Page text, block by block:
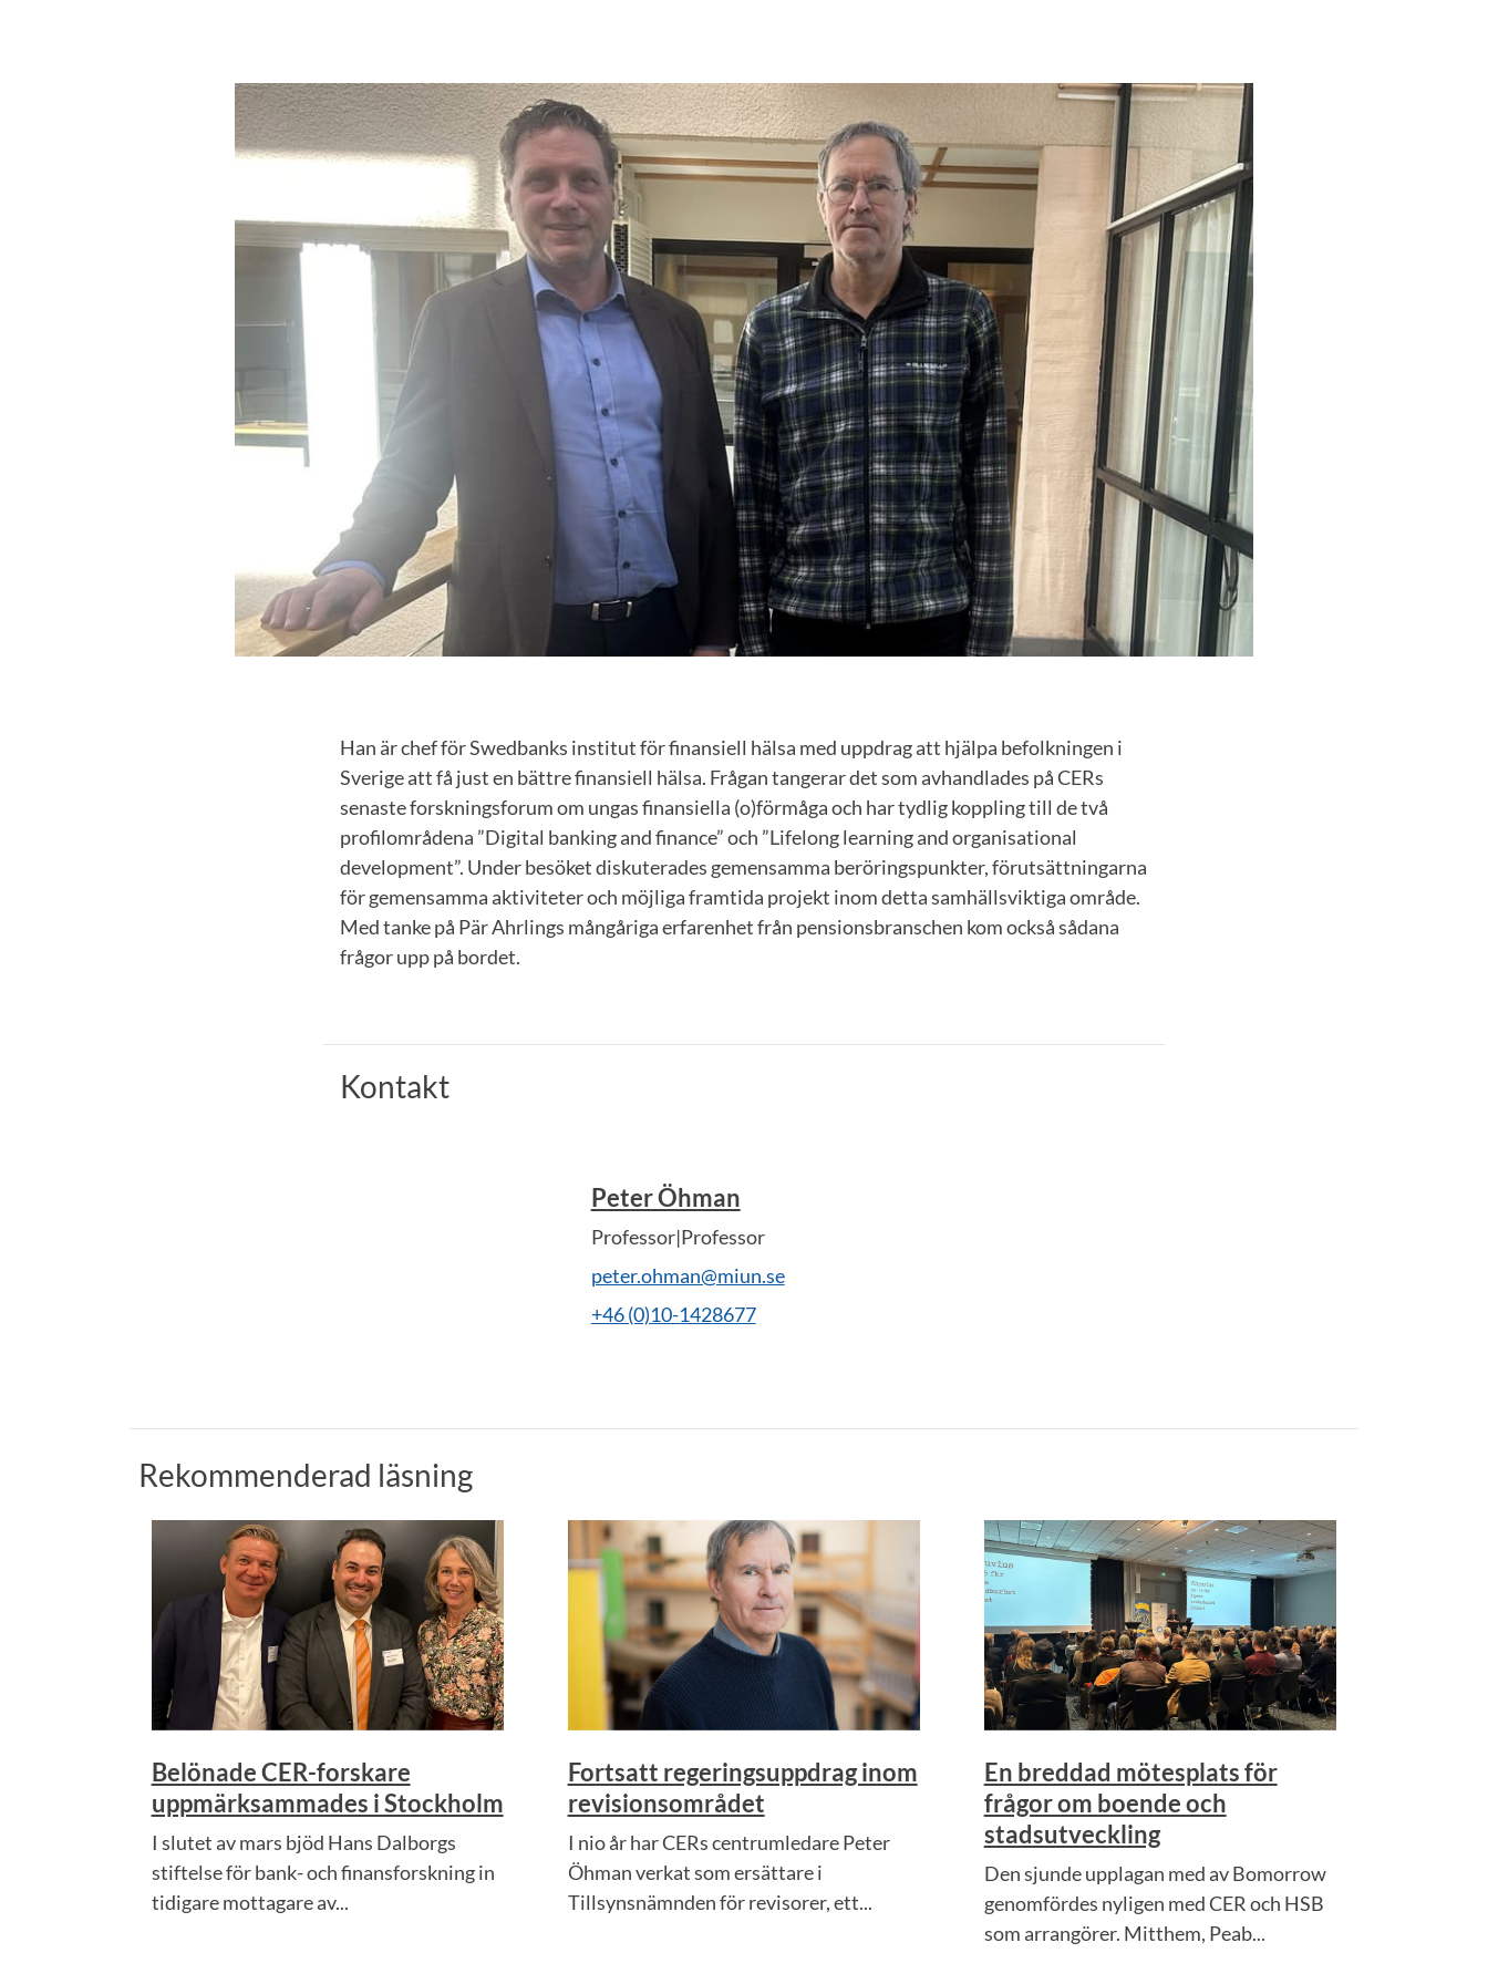
Han är chef för Swedbanks institut för finansiell hälsa med uppdrag att hjälpa befolkningen i
Sverige att få just en bättre finansiell hälsa. Frågan tangerar det som avhandlades på CERs
senaste forskningsforum om ungas finansiella (o)förmåga och har tydlig koppling till de två
profilområdena ”Digital banking and finance” och ”Lifelong learning and organisational
development”. Under besöket diskuterades gemensamma beröringspunkter, förutsättningarna
för gemensamma aktiviteter och möjliga framtida projekt inom detta samhällsviktiga område.
Med tanke på Pär Ahrlings mångåriga erfarenhet från pensionsbranschen kom också sådana
frågor upp på bordet.
Kontakt
Peter Öhman
Professor|Professor
peter.ohman@miun.se
+46 (0)10-1428677
Rekommenderad läsning
Belönade CER-forskare
uppmärksammades i Stockholm
I slutet av mars bjöd Hans Dalborgs
stiftelse för bank- och finansforskning in
tidigare mottagare av...
Fortsatt regeringsuppdrag inom
revisionsområdet
I nio år har CERs centrumledare Peter
Öhman verkat som ersättare i
Tillsynsnämnden för revisorer, ett...
En breddad mötesplats för
frågor om boende och
stadsutveckling
Den sjunde upplagan med av Bomorrow
genomfördes nyligen med CER och HSB
som arrangörer. Mitthem, Peab...